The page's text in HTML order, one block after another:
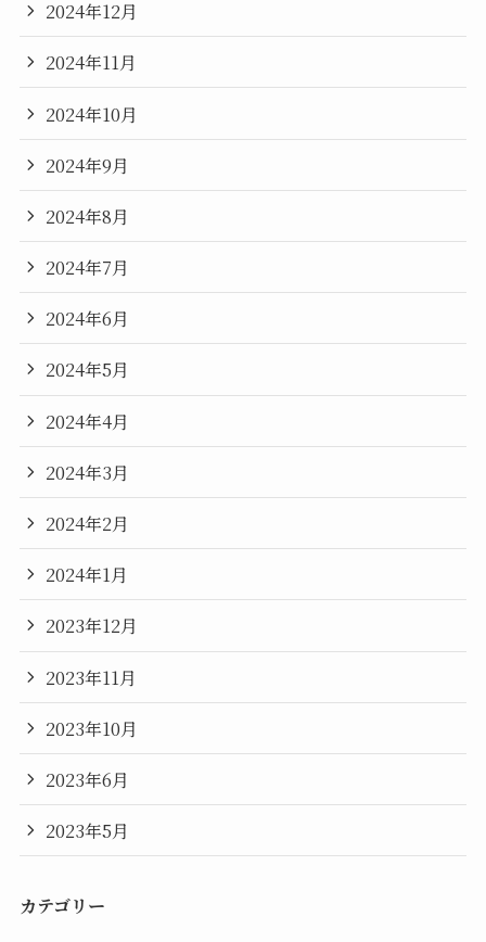
2024年12月
2024年11月
2024年10月
2024年9月
2024年8月
2024年7月
2024年6月
2024年5月
2024年4月
2024年3月
2024年2月
2024年1月
2023年12月
2023年11月
2023年10月
2023年6月
2023年5月
カテゴリー